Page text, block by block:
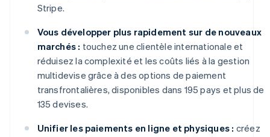
Stripe.
Vous développer plus rapidement sur de nouveaux
marchés : touchez une clientèle internationale et
réduisez la complexité et les coûts liés à la gestion
multidevise grâce à des options de paiement
transfrontalières, disponibles dans 195 pays et plus de
135 devises.
Unifier les paiements en ligne et physiques : créez